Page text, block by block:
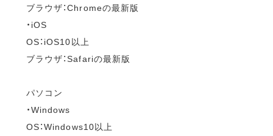
ブラウザ：Chromeの最新版
・iOS
OS：iOS10以上
ブラウザ：Safariの最新版
パソコン
・Windows
OS：Windows10以上